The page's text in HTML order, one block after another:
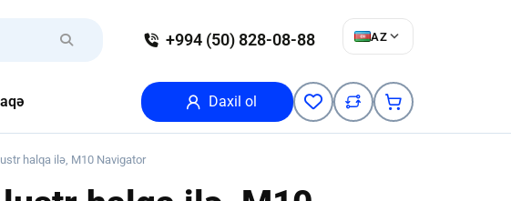
+994 (50) 828-08-88 AZ
Daxil ol
halqa ilə, M10 Navigator